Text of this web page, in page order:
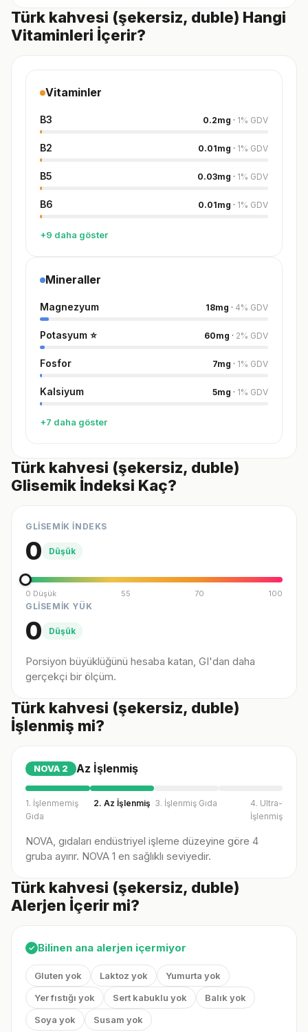
Türk kahvesi (şekersiz, duble) Hangi
Vitaminleri İçerir?
Vitaminler
B3 0.2mg · 1% GDV
B2 0.01mg · 1% GDV
B5 0.03mg · 1% GDV
B6 0.01mg · 1% GDV
+9 daha göster
Mineraller
Magnezyum 18mg · 4% GDV
Potasyum ⭐ 60mg · 2% GDV
Fosfor 7mg · 1% GDV
Kalsiyum 5mg · 1% GDV
+7 daha göster
Türk kahvesi (şekersiz, duble)
Glisemik İndeksi Kaç?
GLİSEMİK İNDEKS
0 Düşük
0 Düşük 55 70 100
GLİSEMİK YÜK
0 Düşük
Porsiyon büyüklüğünü hesaba katan, GI'dan daha
gerçekçi bir ölçüm.
Türk kahvesi (şekersiz, duble)
İşlenmiş mi?
NOVA 2 Az İşlenmiş
1. İşlenmemiş
Gıda
2. Az İşlenmiş 3. İşlenmiş Gıda
4. Ultra-
İşlenmiş
NOVA, gıdaları endüstriyel işleme düzeyine göre 4
gruba ayırır. NOVA 1 en sağlıklı seviyedir.
Türk kahvesi (şekersiz, duble)
Alerjen İçerir mi?
✓ Bilinen ana alerjen içermiyor
Gluten yok Laktoz yok
Yumurta yok
Yer fıstığı yok
Sert kabuklu yok
Balık yok
Soya yok
Susam yok